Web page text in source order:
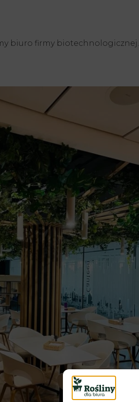
biuro firmy biotechnologicznej.